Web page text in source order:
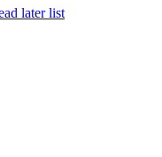
later list